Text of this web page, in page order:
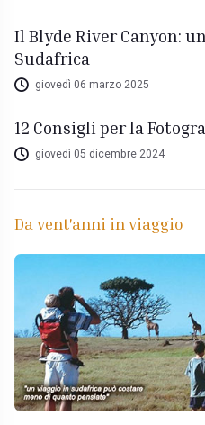
Il Blyde River Canyon:
Sudafrica
giovedì 06 marzo 2025
12 Consigli per la
giovedì 05 dicembre 2024
Da vent'anni in viaggio